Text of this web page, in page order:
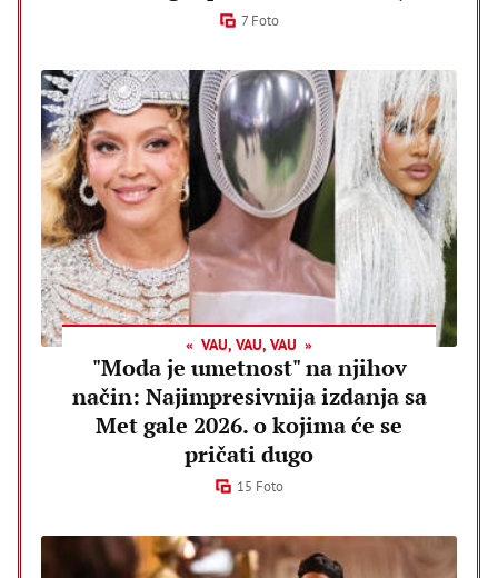
7 Foto
VAU, VAU, VAU
"Moda je umetnost" na njihov
način: Najimpresivnija izdanja sa
Met gale 2026. o kojima će se
pričati dugo
15 Foto